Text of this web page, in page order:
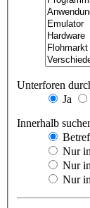
Unterforen
Ja
Innerhalb
Nur
Nur
Nur